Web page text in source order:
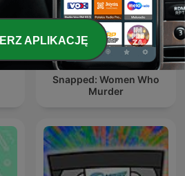
Snapped: Women Who
Murder
APLIKACJĘ